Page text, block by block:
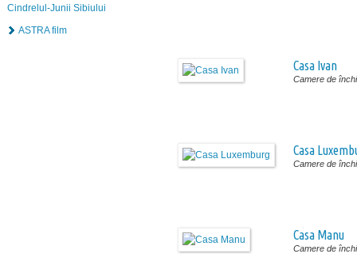
Cindrelul-Junii Sibiului
ASTRA film
Casa Ivan
Camere de
Casa
Camere de
Casa Manu
Camere de